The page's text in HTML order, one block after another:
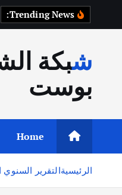
إ
ى
شبكة الشرقية
بوست
Home
الرئيسيةالتقرير السنوي